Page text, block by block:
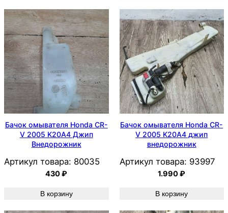
Бачок омывателя Honda CR-
V 2005 K20A4 Джип
Внедорожник
Артикул товара: 80035
430₽
В корзину
Бачок омывателя Honda CR-
V 2005 K20A4 джип
внедорожник
Артикул товара: 93997
1.990₽
В корзину